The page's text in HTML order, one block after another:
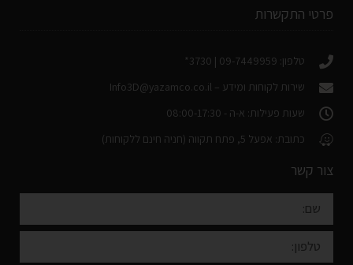
פרטי התקשרות
טלפון: 09-7449959 | 3730*
שירות לקוחות ומידע – Info3D@yazamco.co.il
שעות פעילות: א-ה - 08:00-17:30
כתובת: אפעל 5, פתח תקווה (חניה חינם ללקוחות)
צור קשר